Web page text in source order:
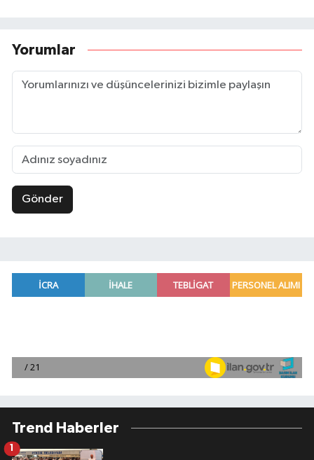
Yorumlar
Gönder
Trend Haberler
1